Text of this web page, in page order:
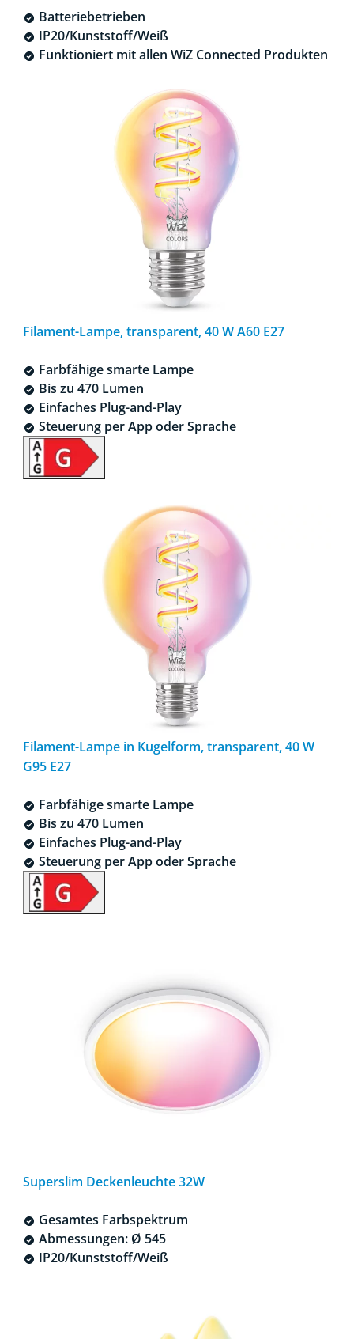
Batteriebetrieben
IP20/Kunststoff/Weiß
Funktioniert mit allen WiZ Connected Produkten
Filament-Lampe, transparent, 40 W A60 E27
Farbfähige smarte Lampe
Bis zu 470 Lumen
Einfaches Plug-and-Play
Steuerung per App oder Sprache
Filament-Lampe in Kugelform, transparent, 40 W
G95 E27
Farbfähige smarte Lampe
Bis zu 470 Lumen
Einfaches Plug-and-Play
Steuerung per App oder Sprache
Superslim Deckenleuchte 32W
Gesamtes Farbspektrum
Abmessungen: Ø 545
IP20/Kunststoff/Weiß